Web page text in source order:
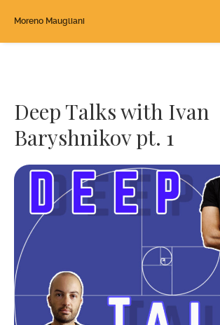
Moreno Maugliani
Deep Talks with Ivan
Baryshnikov pt. 1